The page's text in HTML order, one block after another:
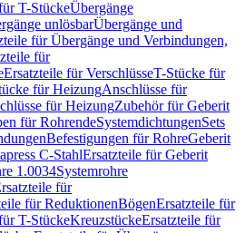
T-StückeÜbergänge
unlösbarÜbergänge und
für Übergänge und Verbindungen,
für
Ersatzteile für VerschlüsseT-Stücke für
für HeizungAnschlüsse für
für HeizungZubehör für Geberit
für RohrendeSystemdichtungenSets
Befestigungen für RohreGeberit
C-StahlErsatzteile für Geberit
1.0034Systemrohre
für
für ReduktionenBögenErsatzteile für
T-StückeKreuzstückeErsatzteile für